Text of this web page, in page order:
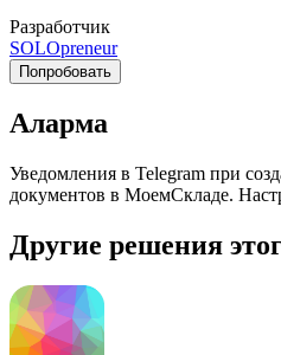
Разработчик
SOLOpreneur
Попробовать
Аларма
Уведомления в Telegram при
документов в МоемСкладе.
Другие решения